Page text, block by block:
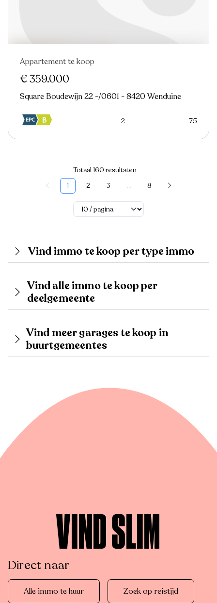
Appartement te koop
€ 359.000
Square Boudewijn 22 -/0601 - 8420 Wenduine
2 75
Totaal 160 resultaten
1
2 3 ... 8
Vind immo te koop per type immo
Vind alle immo te koop per
deelgemeente
Vind meer garages te koop in
buurtgemeentes
VIND SLIM
Direct naar
Alle immo te huur Zoek op reistijd